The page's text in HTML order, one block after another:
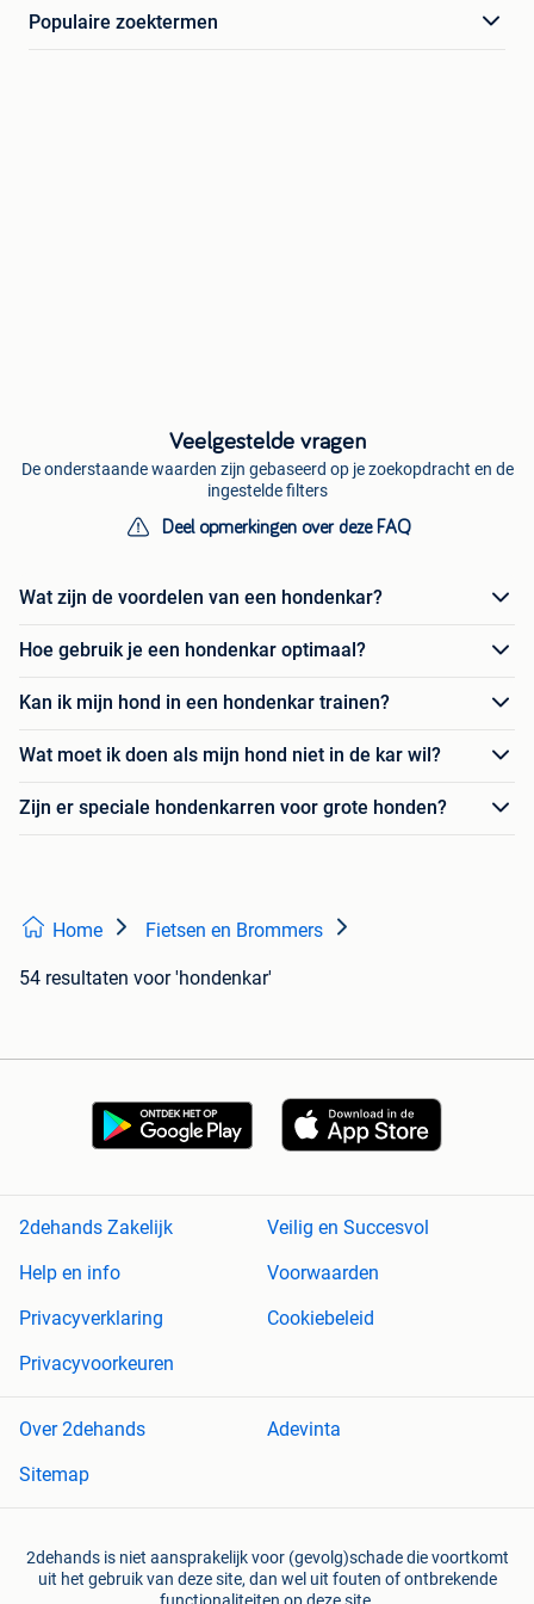
Populaire zoektermen
Veelgestelde vragen
De onderstaande waarden zijn gebaseerd op je zoekopdracht en de
ingestelde filters
Deel opmerkingen over deze FAQ
Wat zijn de voordelen van een hondenkar?
Hoe gebruik je een hondenkar optimaal?
Kan ik mijn hond in een hondenkar trainen?
Wat moet ik doen als mijn hond niet in de kar wil?
Zijn er speciale hondenkarren voor grote honden?
Home Fietsen en Brommers
54 resultaten voor 'hondenkar'
2dehands Zakelijk
Veilig en Succesvol
Help en info
Voorwaarden
Privacyverklaring
Cookiebeleid
Privacyvoorkeuren
Over 2dehands
Adevinta
Sitemap
2dehands is niet aansprakelijk voor (gevolg)schade die voortkomt
uit het gebruik van deze site, dan wel uit fouten of ontbrekende